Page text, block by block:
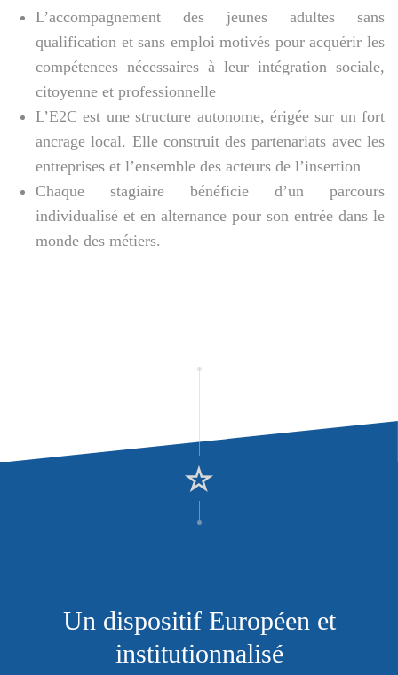
L’accompagnement des jeunes adultes sans
qualification et sans emploi motivés pour acquérir les
compétences nécessaires à leur intégration sociale,
citoyenne et professionnelle
L’E2C est une structure autonome, érigée sur un fort
ancrage local. Elle construit des partenariats avec les
entreprises et l’ensemble des acteurs de l’insertion
Chaque stagiaire bénéficie d’un parcours
individualisé et en alternance pour son entrée dans le
monde des métiers.
Un dispositif Européen et
institutionnalisé